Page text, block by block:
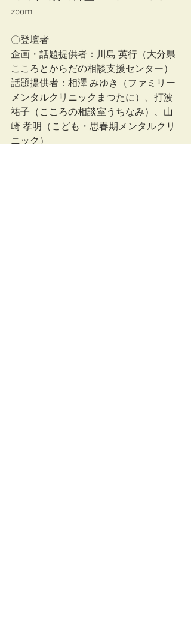
zoom
〇登壇者
企画・話題提供者：川島 英行（大分県
こころとからだの相談支援センター）
話題提供者：相澤 みゆき（ファミリー
メンタルクリニックまつたに）、打波
祐子（こころの相談室うちなみ）、山
崎 孝明（こども・思春期メンタルクリ
ニック）